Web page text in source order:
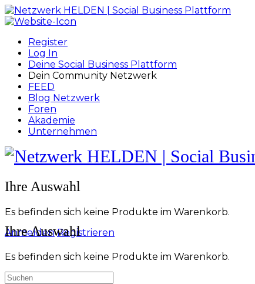
Toggle
Side
Register
Log In
Deine Social Business Plattform
Dein Community Netzwerk
FEED
Blog Netzwerk
Foren
Akademie
Unternehmen
Toggle
Side
More
options
Ihre Auswahl
Es befinden sich keine Produkte im Warenkorb.
Anmelden Registrieren
Ihre Auswahl
Es befinden sich keine Produkte im Warenkorb.
Suchen